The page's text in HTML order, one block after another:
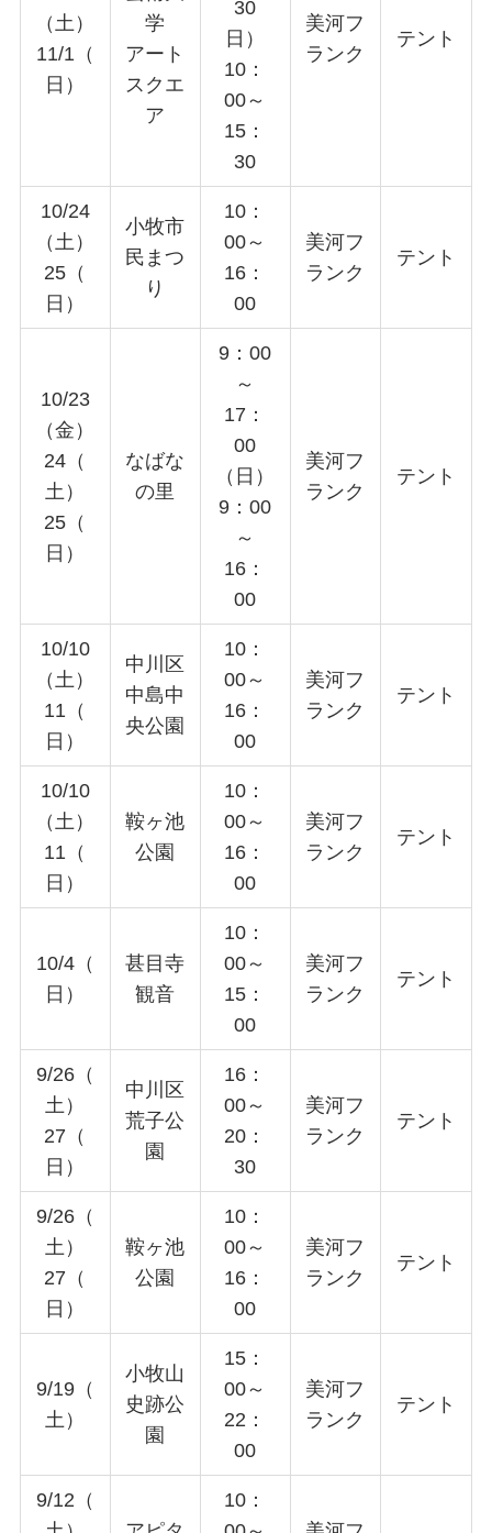
（土）
11/1（
日）
学
アート
スクエ
ア
30
日）
10：
00～
15：
30
美河フ
ランク
テント
10/24
（土）
25（
日）
小牧市
民まつ
り
10：
00～
16：
00
美河フ
ランク
テント
10/23
（金）
24（
土）
25（
日）
なばな
の里
9：00
～
17：
00
（日）
9：00
～
16：
00
美河フ
ランク
テント
10/10
（土）
11（
日）
中川区
中島中
央公園
10：
00～
16：
00
美河フ
ランク
テント
10/10
（土）
11（
日）
鞍ヶ池
公園
10：
00～
16：
00
美河フ
ランク
テント
10/4（
日）
甚目寺
観音
10：
00～
15：
00
美河フ
ランク
テント
9/26（
土）
27（
日）
中川区
荒子公
園
16：
00～
20：
30
美河フ
ランク
テント
9/26（
土）
27（
日）
鞍ヶ池
公園
10：
00～
16：
00
美河フ
ランク
テント
9/19（
土）
小牧山
史跡公
園
15：
00～
22：
00
美河フ
ランク
テント
9/12（
10：